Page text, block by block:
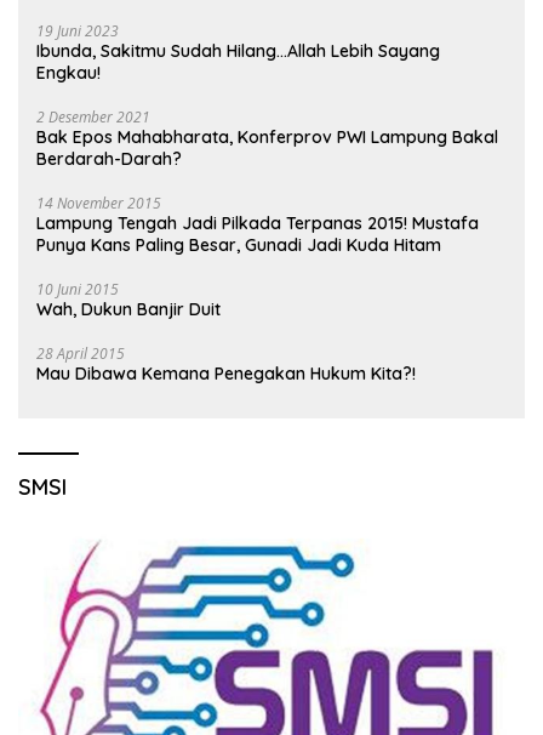
19 Juni 2023
Ibunda, Sakitmu Sudah Hilang…Allah Lebih Sayang
Engkau!
2 Desember 2021
Bak Epos Mahabharata, Konferprov PWI Lampung Bakal
Berdarah-Darah?
14 November 2015
Lampung Tengah Jadi Pilkada Terpanas 2015! Mustafa
Punya Kans Paling Besar, Gunadi Jadi Kuda Hitam
10 Juni 2015
Wah, Dukun Banjir Duit
28 April 2015
Mau Dibawa Kemana Penegakan Hukum Kita?!
SMSI